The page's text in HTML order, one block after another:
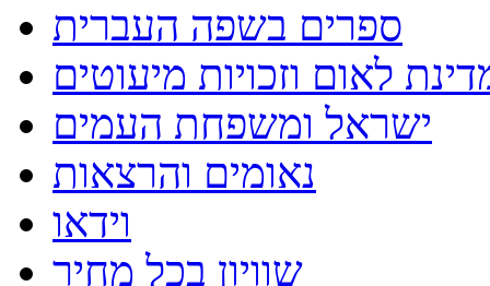
ספרים בשפה העברית
לאום וזכויות מיעוטים
ישראל ומשפחת העמים
נאומים והרצאות
וידאו
שוויון בכל מחיר